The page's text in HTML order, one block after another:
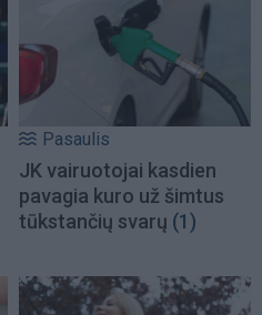
Pasaulis
JK vairuotojai kasdien
pavagia kuro už šimtus
tūkstančių svarų (1)